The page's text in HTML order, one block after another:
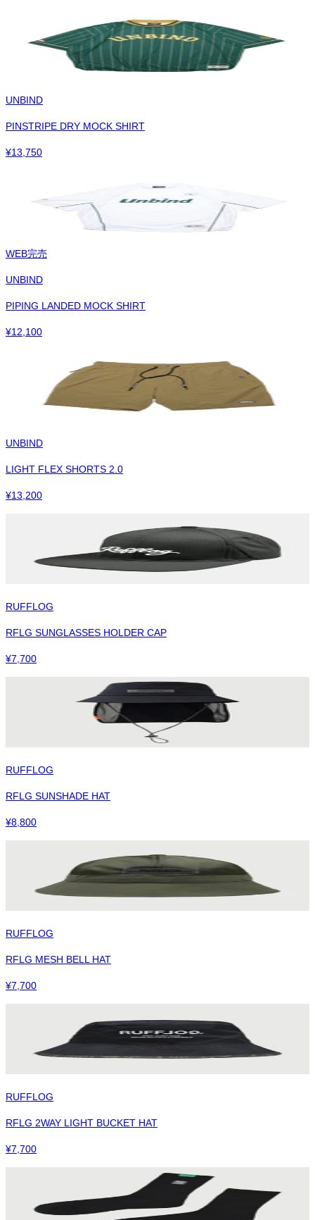
UNBIND
PINSTRIPE DRY MOCK SHIRT
¥13,750
WEB完売
UNBIND
PIPING LANDED MOCK SHIRT
¥12,100
UNBIND
LIGHT FLEX SHORTS 2.0
¥13,200
RUFFLOG
RFLG SUNGLASSES HOLDER CAP
¥7,700
RUFFLOG
RFLG SUNSHADE HAT
¥8,800
RUFFLOG
RFLG MESH BELL HAT
¥7,700
RUFFLOG
RFLG 2WAY LIGHT BUCKET HAT
¥7,700